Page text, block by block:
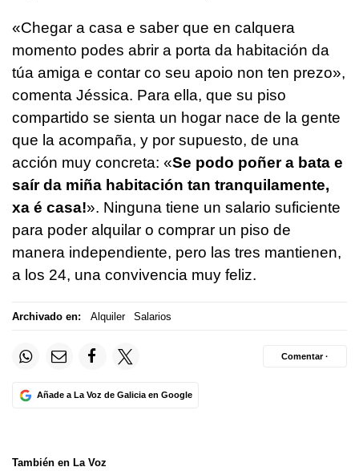
«Chegar a casa e saber que en calquera
momento podes abrir a porta da habitación da
túa amiga e contar co seu apoio non ten prezo»,
comenta Jéssica. Para ella, que su piso
compartido se sienta un hogar nace de la gente
que la acompaña, y por supuesto, de una
acción muy concreta: «Se podo poñer a bata e
saír da miña habitación tan tranquilamente,
xa é casa!». Ninguna tiene un salario suficiente
para poder alquilar o comprar un piso de
manera independiente, pero las tres mantienen,
a los 24, una convivencia muy feliz.
Archivado en: Alquiler Salarios
Añade a La Voz de Galicia en Google
Comentar ·
También en La Voz